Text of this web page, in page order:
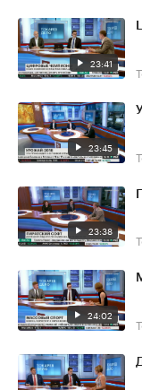
23:41
23:45
23:38
24:02